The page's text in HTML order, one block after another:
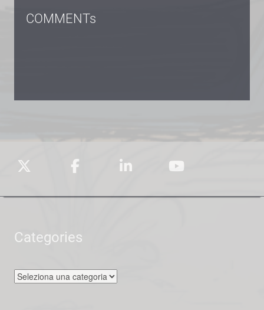
COMMENTs
Categories
Categories